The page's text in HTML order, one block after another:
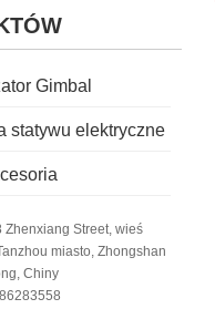
Gimbal
statywu elektryczne
Zhenxiang Street, wieś
miasto, Zhongshan
Chiny